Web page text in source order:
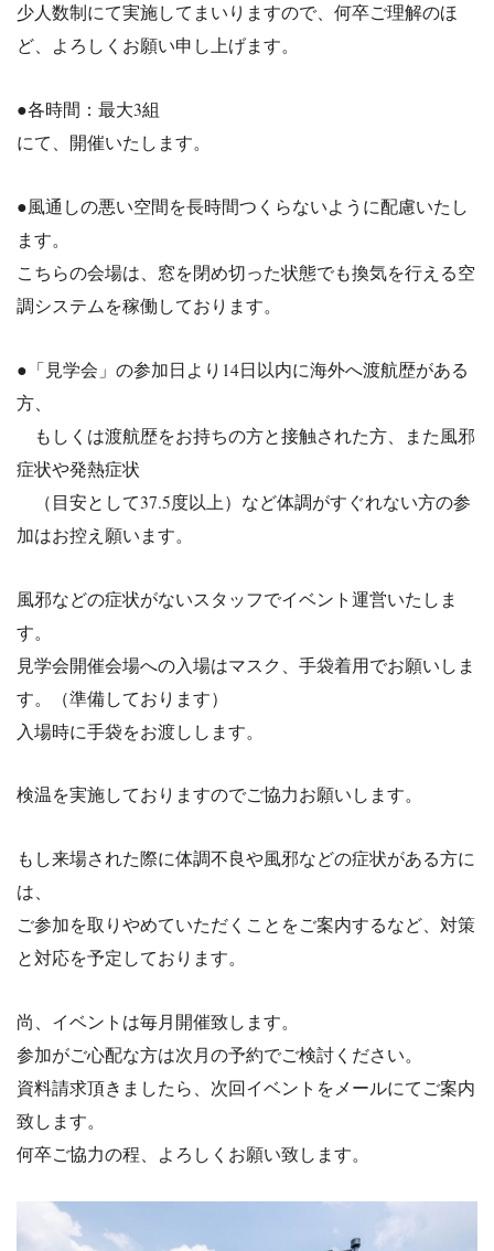
少人数制にて実施してまいりますので、何卒ご理解のほ
ど、よろ しくお願い申し上げます。
●各時間：最大3組
にて、開催いたします。
●風通しの悪い空間を長時間つくらないように配慮いたし
ます。
こちらの会場は、窓を閉め切った状態でも換気を行える空
調システムを稼働しております。
●「見学会」の参加日より14日以内に海外へ渡航歴がある
方、
もしくは渡航歴をお持ちの方と接触された方、また風邪
症状や発熱症状
（目安として37.5度以上）など体調がすぐれない方の参
加はお控え願います。
風邪などの症状がないスタッフでイベント運営いたしま
す。
見学会開催会場への入場はマスク、手袋着用でお願いしま
す。（準備しております）
入場時に手袋をお渡しします。
検温を実施しておりますのでご協力お願いします。
もし来場された際に体調不良や風邪などの症状がある方に
は、
ご参加を取りやめていただくことをご案内するなど、対策
と対応を予定しております。
尚、イベントは毎月開催致します。
参加がご心配な方は次月の予約でご検討ください。
資料請求頂きましたら、次回イベントをメールにてご案内
致します。
何卒ご協力の程、よろしくお願い致します。